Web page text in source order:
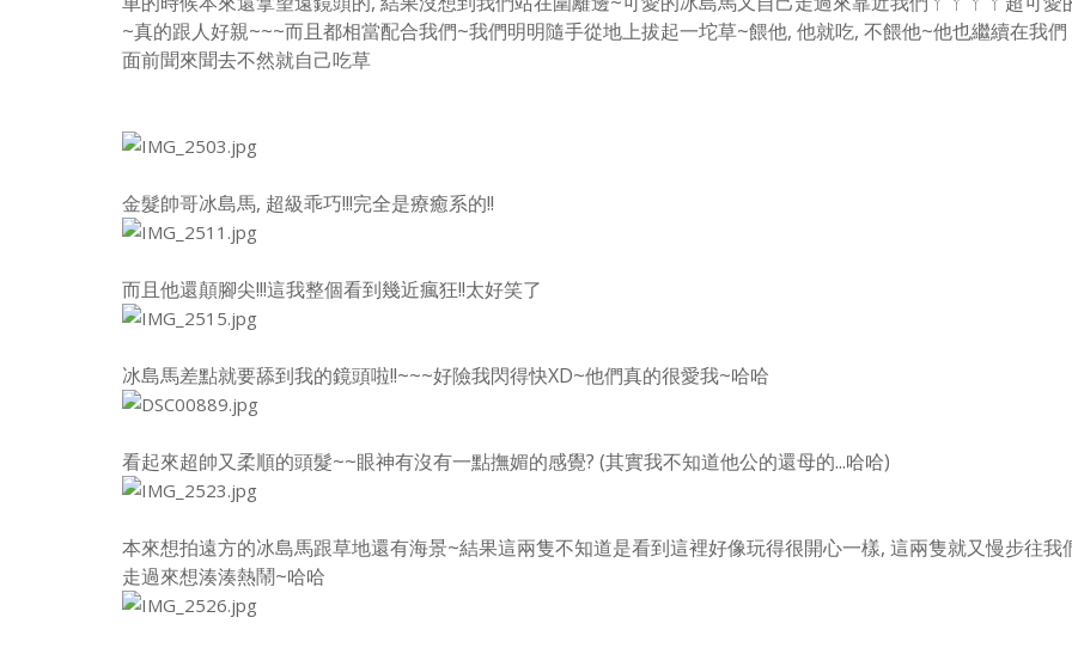
~真的跟人好親~~~而且都相當配合我們~我們明明隨手從地上拔起一坨草~餵他, 他就吃, 不餵他~他也繼續在我們
面前聞來聞去不然就自己吃草
金髮帥哥冰島馬, 超級乖巧!!!完全是療癒系的!!
而且他還顛腳尖!!!這我整個看到幾近瘋狂!!太好笑了
冰島馬差點就要舔到我的鏡頭啦!!~~~好險我閃得快XD~他們真的很愛我~哈哈
看起來超帥又柔順的頭髮~~眼神有沒有一點撫媚的感覺? (其實我不知道他公的還母的...哈哈)
本來想拍遠方的冰島馬跟草地還有海景~結果這兩隻不知道是看到這裡好像玩得很開心一樣, 這兩隻就又慢步往我
走過來想湊湊熱鬧~哈哈